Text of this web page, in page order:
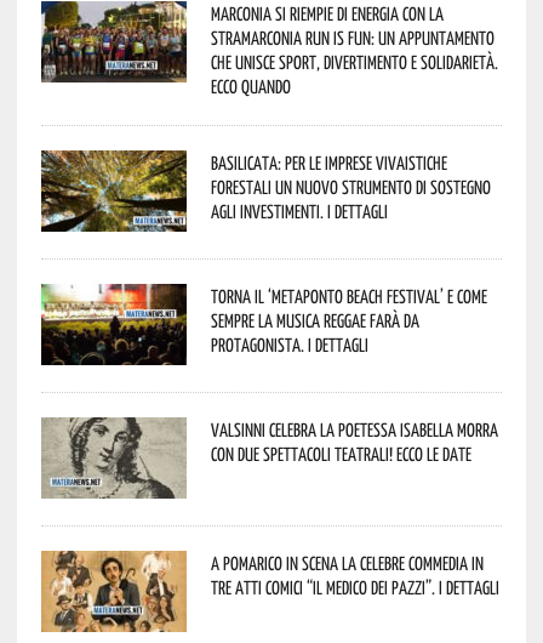
Marconia si riempie di energia con la
StraMarconia Run is Fun: un appuntamento
che unisce sport, divertimento e solidarietà.
Ecco quando
Basilicata: per le imprese vivaistiche
forestali un nuovo strumento di sostegno
agli investimenti. I dettagli
Torna il ‘Metaponto beach festival’ e come
sempre la musica reggae farà da
protagonista. I dettagli
Valsinni celebra la poetessa Isabella Morra
con due spettacoli teatrali! Ecco le date
A Pomarico in scena la celebre commedia in
tre atti comici “Il medico dei pazzi”. I dettagli